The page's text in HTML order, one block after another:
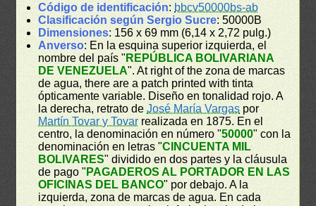
Código de identificación: bbcv50000bs-ab
Clasificación según Sergio Sucre: 50000B
Dimensiones: 156 x 69 mm (6,14 x 2,72 pulg.)
Anverso: En la esquina superior izquierda, el
nombre del país " REPÚBLICA BOLIVARIANA
DE VENEZUELA". At right of the zona de marcas
de agua, there are a patch printed with tinta
ópticamente variable. Diseño en tonalidad rojo. A
la derecha, retrato deJosé María Vargas por
Martín Tovar y Tovar realizada en 1875. En el
centro, la denominación en número "50000" con la
denominación en letras "CINCUENTA MIL
BOLIVARES" dividido en dos partes y la cláusula
de pago " PAGADEROS AL PORTADOR EN LAS
OFICINAS DEL BANCO" por debajo. A la
izquierda, zona de marcas de agua. En cada